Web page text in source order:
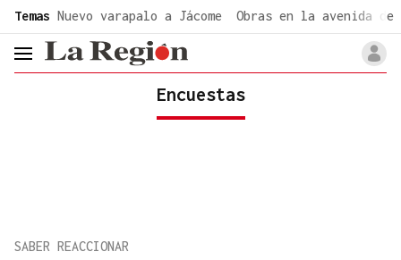
Temas Nuevo varapalo a Jácome Obras en la avenida de
header.menu.open
Encuestas
SABER REACCIONAR